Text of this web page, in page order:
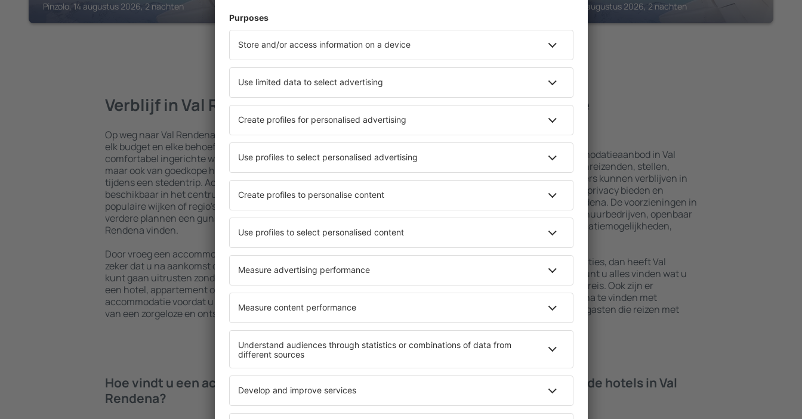
Pinzolo, 14 augustus 2026, 2 nachten Pinzolo, 14 augustus 2026, 2 nachten
Verblijf in Val Rendena
Op weg naar Val Rendena? Vind een accommodatie geschikt voor
elk budget en elke behoefte. U kunt gebruik maken van ruim,
comfortabel ingerichte woningen met tal van voorzieningen
maar ook van goedkope hostels om meerdere dagen te verblijven
tijdens een stedentrip. Accommodaties in Val Rendena zijn
beschikbaar in het centrum, vlakbij de luchthaven en in minder
populaire wijken of regio's. Hierdoor kunt u afhankelijk van uw
verdere plannen een gunstig gelegen accommodatie in Val
Rendena vinden.
Door vroeg een accommodatie in Val Rendena te boeken, weet u
zeker dat u na aankomst op uw bestemming, met een gerust hart
kunt gaan uitrusten zonder dat u nog op zoek hoeft te gaan naar
een hotel, appartement of andere accommodatie. Boek uw
accommodatie voordat u Val Rendena bezoekt en geniet hierdoor
van een zorgeloze en ontspannen sfeer tijdens uw reis.
Val Rendena - de beste
U kunt kiezen uit een uitgebreid accommodatieaanbod in Val
Rendena, inclusief woningen voor alleenreizenden, stellen,
gezinnen, senioren en groepen. Bezoekers kunnen verblijven in
suites, hotels en pensions die maximale privacy bieden en
gelegen zijn in het centrum van Val Rendena. De voorzieningen in
de nabije omgeving, waaronder autoverhuurbedrijven, openbaar
vervoer, winkels, servicepunten en recreatiemogelijkheden,
staan garant voor een fijne vakantie.
Als u op zoek bent naar luxe accommodaties, dan heeft Val
Rendena u veel te bieden. In deze stad kunt u alles vinden wat u
nodig heeft tijdens uw vakantie of zakenreis. Ook zijn er
geweldige accommodaties in Val Rendena te vinden met
faciliteiten voor gehandicapten en voor gasten die reizen met
baby’s, jonge kinderen of huisdieren.
Hoe vindt u een accommodatie in Val
Rendena?
Welke voorzieningen bieden de hotels in Val